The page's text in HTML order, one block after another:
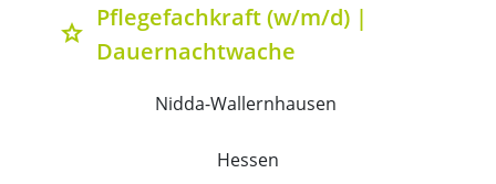
grade
Pflegefachkraft (w/m/d) |
Dauernachtwache
Nidda-Wallernhausen
Hessen